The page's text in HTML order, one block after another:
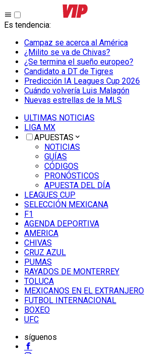
Es tendencia:
Campaz se acerca al América
¿Milito se va de Chivas?
¿Se termina el sueño europeo?
Candidato a DT de Tigres
Predicción IA Leagues Cup 2026
Cuándo volvería Luis Malagón
Nuevas estrellas de la MLS
ULTIMAS NOTICIAS
LIGA MX
APUESTAS
NOTICIAS
GUÍAS
CÓDIGOS
PRONÓSTICOS
APUESTA DEL DÍA
LEAGUES CUP
SELECCIÓN MEXICANA
F1
AGENDA DEPORTIVA
AMERICA
CHIVAS
CRUZ AZUL
PUMAS
RAYADOS DE MONTERREY
TOLUCA
MEXICANOS EN EL EXTRANJERO
FUTBOL INTERNACIONAL
BOXEO
UFC
síguenos